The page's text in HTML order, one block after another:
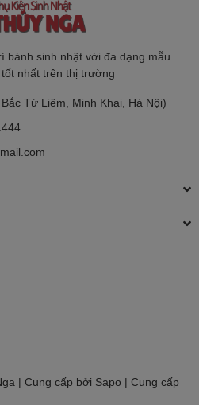
bánh sinh nhật với đa dạng mẫu
nhất trên thị trường
Từ Liêm, Minh Khai, Hà Nội)
| Cung cấp bởi Sapo | Cung cấp